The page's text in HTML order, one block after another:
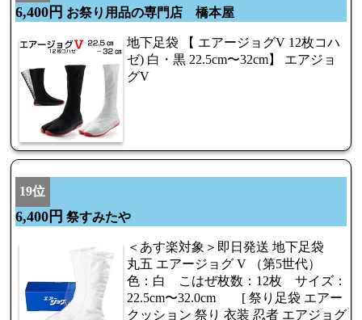
6,400円 お祭り用品の専門店 橋本屋
地下足袋 【 エアージョグV 12枚コハ
ゼ) 白・黒 22.5cm〜32cm】 エアジョ
グV
19位
6,400円 祭すみたや
＜あす楽対象＞即日発送 地下足袋
丸五 エアージョグ V （第5世代）
色：白 こはぜ枚数：12枚 サイズ：
22.5cm〜32.0cm [ 祭り足袋 エアー
クッション 祭り 衣装 忍者 エアジョグ